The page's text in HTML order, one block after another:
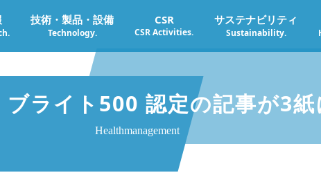
技術・製品・設備
Technology.
CSR
CSR Activities.
サステナビリティ
Sustainability.
ライト500 認定の記事が3紙
Healthmanagement